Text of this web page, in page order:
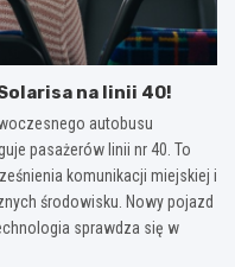
na linii 40!
autobusu
pasażerów linii nr 40. To
komunikacji miejskiej i
środowisku. Nowy pojazd
sprawdza się w